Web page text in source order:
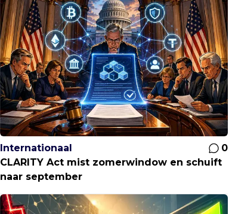
Internationaal
0
CLARITY Act mist zomerwindow en schuift
naar september